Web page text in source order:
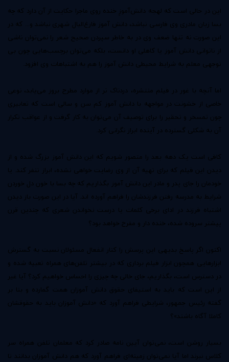
این در حالی است که لهجه دانش‌آموزِ خنده روی ماجرا حکایت از آن دارد که چه
بسا زبان مادری وی فارسی نباشد، دانش آموز فارغ‌البال شهری نباشد و... که در
این صورت نه تنها ضعف وی در به خاطر سپردن صحیح شعر را نمی‌توان ناشی
از ناتوانی دانش آموز یا کاهلی او دانست، بلکه می‌توان برچسب‌هایی چون بی
توجهی معلم به شرایط محیطی دانش آموز را هم به اشتباهات وی افزود.
اما آنچه با غور در فیلم منتشره، دردناک تر از موارد مطرح ‌بروز می‌یابد، نوعی
خاصی از خشونت در مواجهه با دانش آموز کم سن و سالی است که تعابیری
چون تمسخر و تحقیر را برای توصیف آن می‌توان به کار گرفت و از عواقب تکرار
آن به شکلی گسترده در آینده ابراز نگرانی کرد.
کافی است یک دهه بعد را متصور شویم که این دانش آموز بزرگ شده و از
دیدن این فیلم که برای تهیه آن از وی رضایت خواهی نشده، ابراز تنفر کند. یا
خودمان را جای پدر و مادر این دانش آموز بگذاریم که چه بسا با خون دل خوردن
شرایط به مدرسه رفتن فرزندشان را فراهم آورده اند. آیا در این صورت باز دیدن
اشتباه فرزند در ادای برخی کلمات یا درست نخواندن شعری که چندین قرن
پیشتر سروده شده، خنده دار و مفرح خواهد بود؟
اکنون اگر پاسخ بدیهی این پرسش را کنار انفعال مسئولان نسبت به گسترش
ابزارهایی همچون ابزار فیلم برداری که در بیشتر تلفن‌های همراه تعبیه شده و
در دسترس است، بگذاریم، جای خالی چه چیزی را احساس خواهیم کرد؟ آیا غیر
از این است که باید به استیفای حقوق دانش آموزان همت گمارده و بنا بر
گفته رئیس جمهور، شرایطی فراهم آورد که «دانش آموزان باید به حقوقشان
کاملا آگاه باشند»؟
بسیار روشن است، ‌نمی‌توان آیین نامه صادر کرد که معلمان تلفن همراه سر
کلاس نبرند اما آیا نمی‌توان زمینه‌ای فراهم آورد که هم دانش آموزان بدانند تا